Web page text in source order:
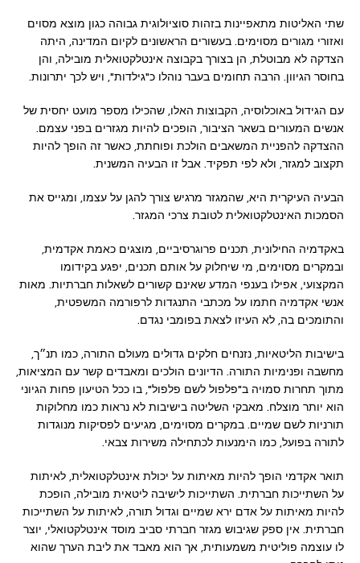
שתי האליטות מתאפיינות בזהות סוציולוגית גבוהה כגון מוצא מסוים
ואזורי מגורים מסוימים. בעשורים הראשונים לקיום המדינה, היתה
הצדקה לא מבוטלת, הן בצורך בקבוצה אינטלקטואלית מובילה, והן
בחוסר הגיוון. הרבה תחומים בעבר נוהלו כ"גילדות", ויש לכך יתרונות.
עם הגידול באוכלוסיה, הקבוצות האלו, שהכילו מספר מועט יחסית של
אנשים המעורים בשאר הציבור, הופכים להיות מגזרים בפני עצמם.
ההצדקה להפניית המשאבים הולכת ופוחתת, כאשר זה הופך להיות
תקצוב למגזר, ולא לפי תפקיד. אבל זו הבעיה המשנית.
הבעיה העיקרית היא, שהמגזר מרגיש צורך להגן על עצמו, ומגייס את
הסמכות האינטלקטואלית לטובת צרכי המגזר.
באקדמיה החילונית, תכנים פרוגרסיביים, מוצגים כאמת אקדמית,
ובמקרים מסוימים, מי שיחלוק על אותם תכנים, יפגע בקידומו
המקצועי, אפילו בענפי המדע שאינם קשורים לשאלות חברתיות. מאות
אנשי אקדמיה חתמו על מכתבי התנגדות לרפורמה המשפטית,
והתומכים בה, לא העיזו לצאת בפומבי נגדם.
בישיבות הליטאיות, נזנחים חלקים גדולים מעולם התורה, כמו תנ״ך,
מחשבה ופנימיות התורה. הדיונים הולכים ומאבדים קשר עם המציאות,
מתוך תחרות סמויה ב"פלפול לשם פלפול", בו ככל הטיעון פחות הגיוני
הוא יותר מוצלח. מאבקי השליטה בישיבות לא נראות כמו מחלוקות
תורניות לשם שמיים. במקרים מסוימים, מגיעים לפסיקות מנוגדות
לתורה בפועל, כמו הימנעות לכתחילה משירות צבאי.
תואר אקדמי הופך להיות מאיתות על יכולת אינטלקטואלית, לאיתות
על השתייכות חברתית. השתייכות לישיבה ליטאית מובילה, הופכת
להיות מאיתות על אדם ירא שמיים וגדול תורה, לאיתות על השתייכות
חברתית. אין ספק שגיבוש מגזר חברתי סביב מוסד אינטלקטואלי, יוצר
לו עוצמה פוליטית משמעותית, אך הוא מאבד את ליבת הערך שהוא